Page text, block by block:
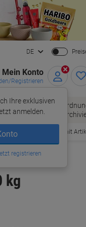
DE
Mein Konto
Registrieren
Ihre exklusiven
anmelden.
registrieren
Bürobedarf
Bestellen mit
kg